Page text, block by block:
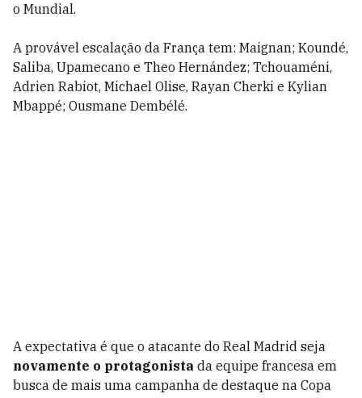
o Mundial.
A provável escalação da França tem: Maignan; Koundé,
Saliba, Upamecano e Theo Hernández; Tchouaméni,
Adrien Rabiot, Michael Olise, Rayan Cherki e Kylian
Mbappé; Ousmane Dembélé.
A expectativa é que o atacante do Real Madrid seja
novamente o protagonista da equipe francesa em
busca de mais uma campanha de destaque na Copa